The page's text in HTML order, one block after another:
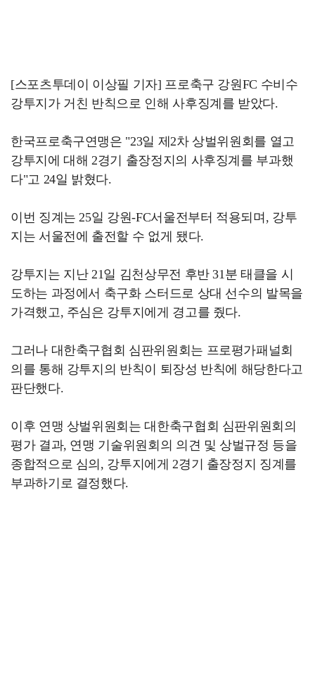
[스포츠투데이 이상필 기자] 프로축구 강원FC 수비수
강투지가 거친 반칙으로 인해 사후징계를 받았다.
한국프로축구연맹은 "23일 제2차 상벌위원회를 열고
강투지에 대해 2경기 출장정지의 사후징계를 부과했
다"고 24일 밝혔다.
이번 징계는 25일 강원-FC서울전부터 적용되며, 강투
지는 서울전에 출전할 수 없게 됐다.
강투지는 지난 21일 김천상무전 후반 31분 태클을 시
도하는 과정에서 축구화 스터드로 상대 선수의 발목을
가격했고, 주심은 강투지에게 경고를 줬다.
그러나 대한축구협회 심판위원회는 프로평가패널회
의를 통해 강투지의 반칙이 퇴장성 반칙에 해당한다고
판단했다.
이후 연맹 상벌위원회는 대한축구협회 심판위원회의
평가 결과, 연맹 기술위원회의 의견 및 상벌규정 등을
종합적으로 심의, 강투지에게 2경기 출장정지 징계를
부과하기로 결정했다.